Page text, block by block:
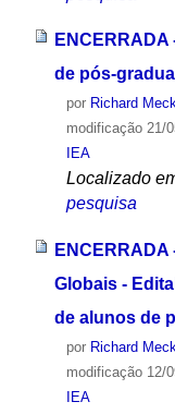
ENCERRADA
de pós-
por Richard
modificação21/
IEA
Localizado
pesquisa
Globais -
de alunos de
por Richard
modificação12/
IEA